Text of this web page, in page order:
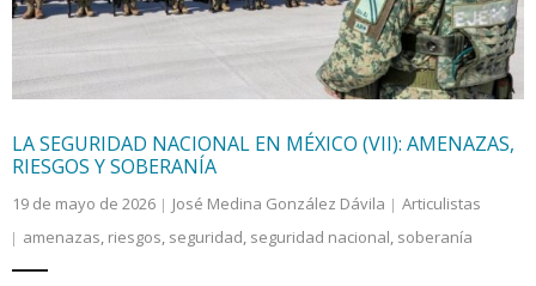
LA SEGURIDAD NACIONAL EN MÉXICO (VII): AMENAZAS,
RIESGOS Y SOBERANÍA
19 de mayo de 2026 José Medina González Dávila
Articulistas
amenazas, riesgos, seguridad, seguridad nacional, soberanía